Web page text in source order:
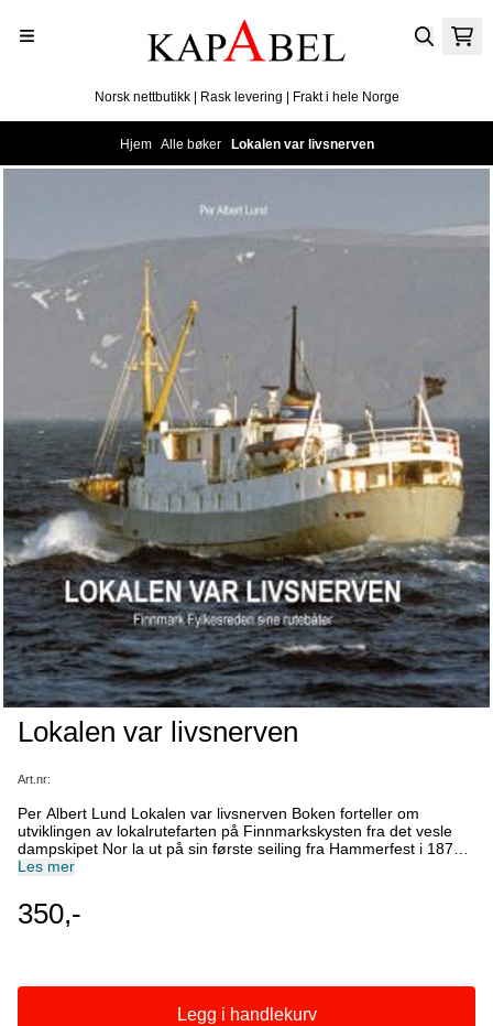
Norsk nettbutikk | Rask levering | Frakt i hele Norge
Hjem Alle bøker Lokalen var livsnerven
Lokalen var livsnerven
Art.nr:
Per Albert Lund Lokalen var livsnerven Boken forteller om
utviklingen av lokalrutefarten på Finnmarkskysten fra det vesle
dampskipet Nor la ut på sin første seiling fra Hammerfest i 1870,
via stiftelsen av fylkets eget ruterederi Finmarkens Amtsrederi i
av Boreal Sjø på kontrakt med fylkeskommunen. Skipenes
tekniske data og historie finner du også i boken, som er illustrert
er gjort for å ta vare på båten som et kulturminne om tiden da
«lokalen» var selve livsnerven for de tallrike kyst- og
Les mer
350,-
Legg i handlekurv